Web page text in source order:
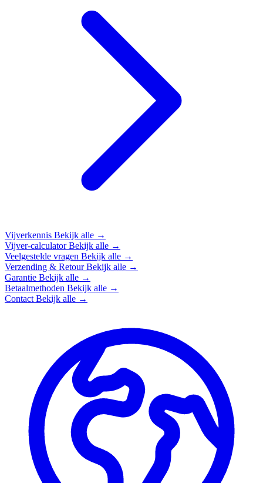
Vijverkennis Bekijk alle →
Vijver-calculatorBekijk alle →
Veelgestelde vragen Bekijk alle →
Verzending & RetourBekijk alle →
Garantie Bekijk alle →
Betaalmethoden Bekijk alle →
Contact Bekijk alle →